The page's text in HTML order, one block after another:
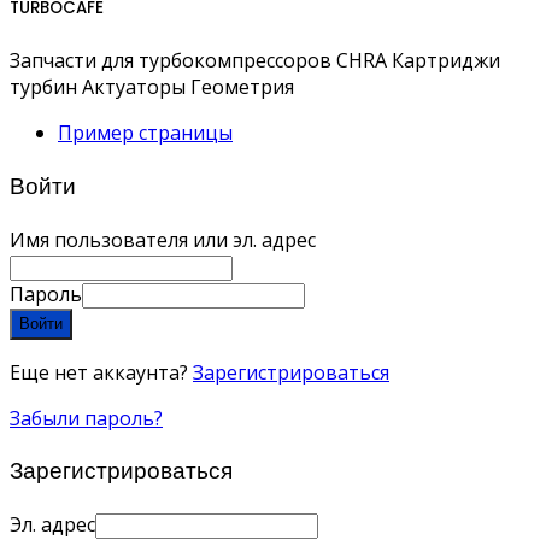
TURBOCAFE
Запчасти для турбокомпрессоров CHRA Картриджи
турбин Актуаторы Геометрия
Пример страницы
Войти
Имя пользователя или эл. адрес
Пароль
Войти
Еще нет аккаунта? Зарегистрироваться
Забыли пароль?
Зарегистрироваться
Эл. адрес